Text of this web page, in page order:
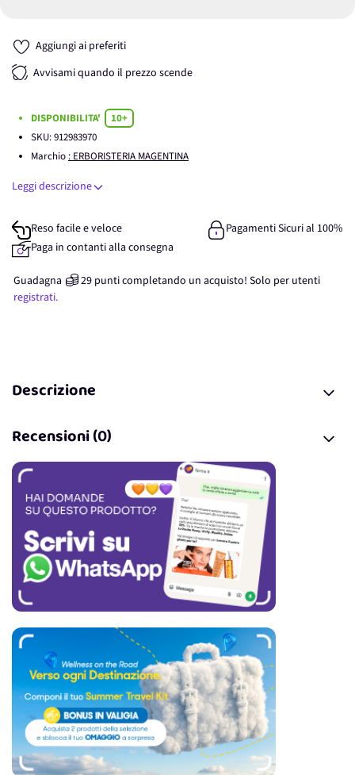
Aggiungi ai preferiti
Avvisami quando il prezzo scende
DISPONIBILITA'
10+
SKU:912983970
Marchio : ERBORISTERIA MAGENTINA
Leggi descrizione
Reso facile e veloce
Pagamenti Sicuri al 100%
Paga in contanti alla consegna
Guadagna 29 punticompletando un acquisto! Solo per utenti
registrati.
Descrizione
Recensioni (0)